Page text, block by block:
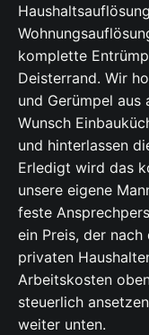
komplette
Deisterrand. Wir
und Gerümpel aus
Wunsch
und hinterlassen
Erledigt wird das
unsere eigene
feste
ein Preis, der
privaten
Arbeitskosten
steuerlich
weiter unten.